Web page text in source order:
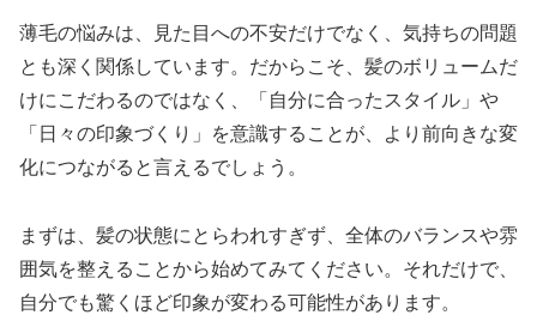
薄毛の悩みは、見た目への不安だけでなく、気持ちの問題
とも深く関係しています。だからこそ、髪のボリュームだ
けにこだわるのではなく、「自分に合ったスタイル」や
「日々の印象づくり」を意識することが、より前向きな変
化につながると言えるでしょう。
まずは、髪の状態にとらわれすぎず、全体のバランスや雰
囲気を整えることから始めてみてください。それだけで、
自分でも驚くほど印象が変わる可能性があります。